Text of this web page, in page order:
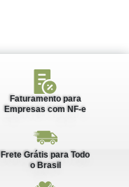
Faturamento para
Empresas com NF-e
Frete Grátis para Todo
o Brasil